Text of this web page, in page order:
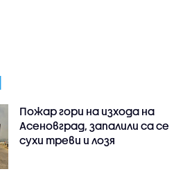
Пожар гори на изхода на
Асеновград, запалили са се
сухи треви и лозя